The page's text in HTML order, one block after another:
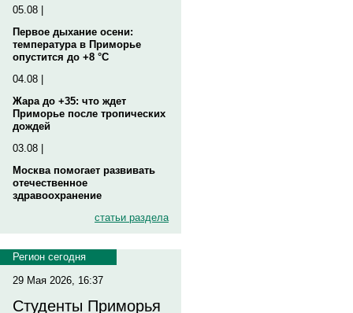
05.08 |
Первое дыхание осени:
температура в Приморье
опустится до +8 °C
04.08 |
Жара до +35: что ждет
Приморье после тропических
дождей
03.08 |
Москва помогает развивать
отечественное
здравоохранение
статьи раздела
Регион сегодня
29 Мая 2026, 16:37
Студенты Приморья